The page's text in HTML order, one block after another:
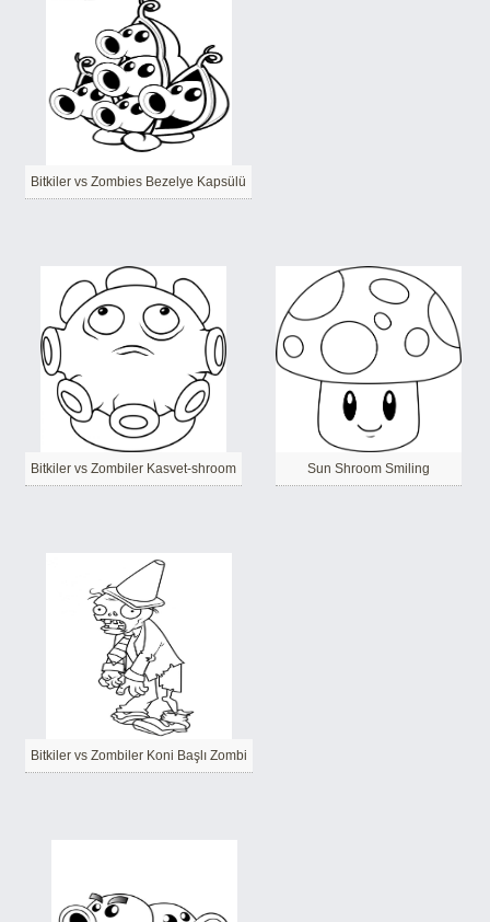
Bitkiler vs Zombies Bezelye Kapsülü
Bitkiler vs Zombiler Kasvet-shroom Sun Shroom Smiling
Bitkiler vs Zombiler Koni Başlı Zombi